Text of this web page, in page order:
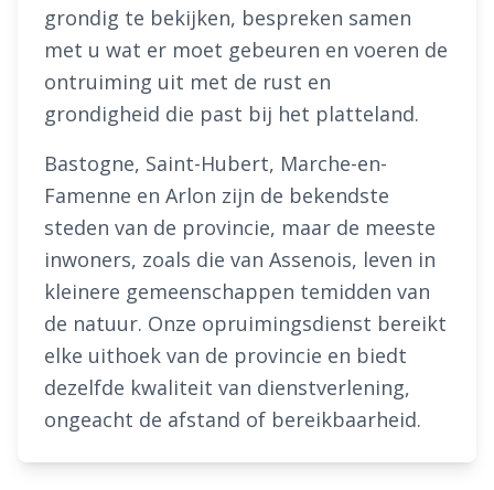
grondig te bekijken, bespreken samen
met u wat er moet gebeuren en voeren de
ontruiming uit met de rust en
grondigheid die past bij het platteland.
Bastogne, Saint-Hubert, Marche-en-
Famenne en Arlon zijn de bekendste
steden van de provincie, maar de meeste
inwoners, zoals die van Assenois, leven in
kleinere gemeenschappen temidden van
de natuur. Onze opruimingsdienst bereikt
elke uithoek van de provincie en biedt
dezelfde kwaliteit van dienstverlening,
ongeacht de afstand of bereikbaarheid.